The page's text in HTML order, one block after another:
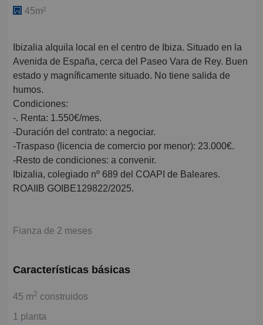
45m²
Avenida de España, cerca del Paseo Vara de Rey. Buen
estado y magníficamente situado. No tiene salida de
humos.
Condiciones:
-. Renta: 1.550€/mes.
-Duración del contrato: a negociar.
-Traspaso (licencia de comercio por menor): 23.000€.
-Resto de condiciones: a convenir.
Ibizalia, colegiado nº 689 del COAPI de Baleares.
ROAIIB GOIBE129822/2025.
Fianza de 2 meses
Características básicas
45 m2 construidos
1 planta